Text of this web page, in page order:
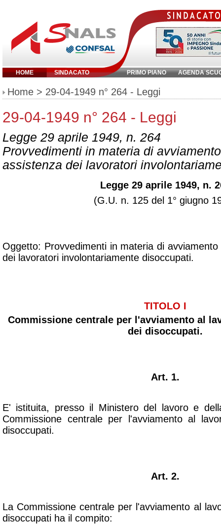
HOME SINDACATO PRIMO PIANO AGENDA
Inserisci parola chiave:
Home > 29-04-1949 n° 264 - Leggi
29-04-1949 n° 264 - Leggi
Legge 29 aprile 1949, n. 264
Provvedimenti in materia di
assistenza dei lavoratori
Legge 29 aprile 1949, n.
(G.U. n. 125 del 1° giugno
Oggetto: Provvedimenti in materia di
dei lavoratori involontariamente disoccupati.
TITOLO I
Commissione centrale per l'avviamento al
dei disoccupati.
Art. 1.
E' istituita, presso il Ministero del lavoro e
Commissione centrale per l'avviamento al
disoccupati.
Art. 2.
La Commissione centrale per l'avviamento al
disoccupati ha il compito: